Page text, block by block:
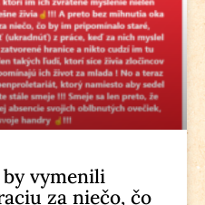
vymenili
za niečo, čo